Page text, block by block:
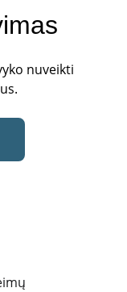
nuveikti